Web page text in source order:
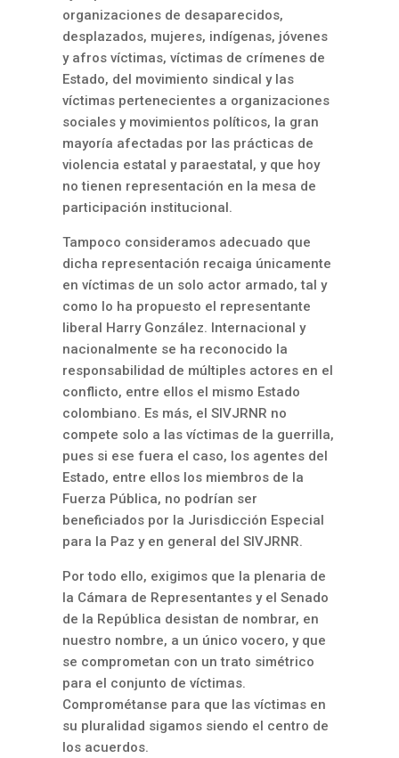
organizaciones de desaparecidos,
desplazados, mujeres, indígenas, jóvenes
y afros víctimas, víctimas de crímenes de
Estado, del movimiento sindical y las
víctimas pertenecientes a organizaciones
sociales y movimientos políticos, la gran
mayoría afectadas por las prácticas de
violencia estatal y paraestatal, y que hoy
no tienen representación en la mesa de
participación institucional.
Tampoco consideramos adecuado que
dicha representación recaiga únicamente
en víctimas de un solo actor armado, tal y
como lo ha propuesto el representante
liberal Harry González. Internacional y
nacionalmente se ha reconocido la
responsabilidad de múltiples actores en el
conflicto, entre ellos el mismo Estado
colombiano. Es más, el SIVJRNR no
compete solo a las víctimas de la guerrilla,
pues si ese fuera el caso, los agentes del
Estado, entre ellos los miembros de la
Fuerza Pública, no podrían ser
beneficiados por la Jurisdicción Especial
para la Paz y en general del SIVJRNR.
Por todo ello, exigimos que la plenaria de
la Cámara de Representantes y el Senado
de la República desistan de nombrar, en
nuestro nombre, a un único vocero, y que
se comprometan con un trato simétrico
para el conjunto de víctimas.
Comprométanse para que las víctimas en
su pluralidad sigamos siendo el centro de
los acuerdos.